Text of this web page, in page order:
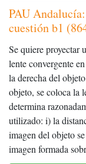
PAU
cuestión b1
Se quiere proyectar
lente convergente
la derecha del
objeto, se coloca la
determina
utilizado: i) la
imagen del objeto
imagen formada